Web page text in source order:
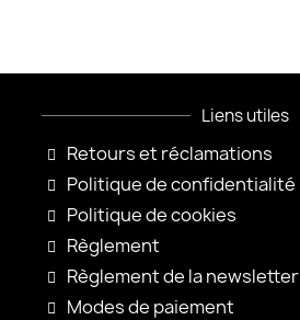
Liens utiles
Retours et réclamations
Politique de confidentialité
Politique de cookies
Règlement
Règlement de la newsletter
Modes de paiement